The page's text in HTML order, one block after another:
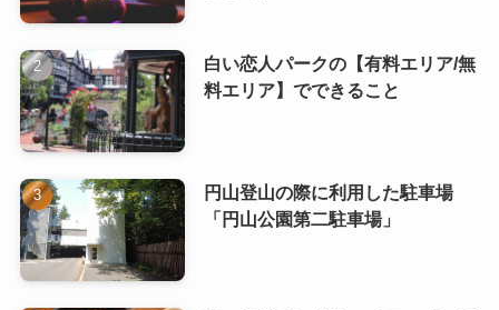
白い恋人パークの【有料エリア/無
料エリア】でできること
円山登山の際に利用した駐車場
「円山公園第二駐車場」